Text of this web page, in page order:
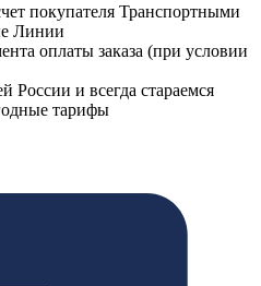
покупателя Транспортными
Линии
оплаты заказа (при условии
России и всегда стараемся
тарифы